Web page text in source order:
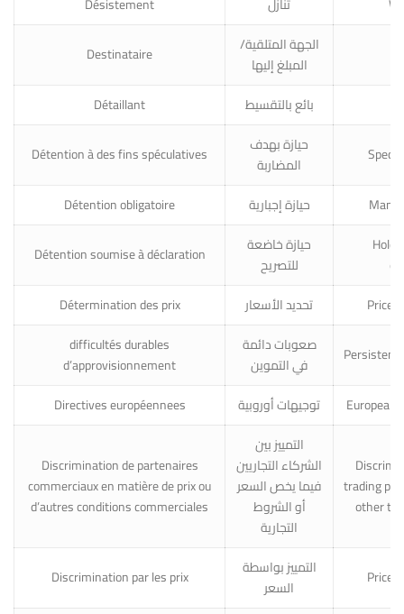
Destinataire
الجهة المتلقية/
المبلغ إليها
Détaillant بائع بالتقسيط
Détention à des fins spéculatives
حيازة بهدف
المضاربة
Détention obligatoire حيازة إجبارية
Détention soumise à déclaration
حيازة خاضعة
للتصريح
Détermination des prix
تحديد الأسعار
Price
difficultés durables
d’approvisionnement
صعوبات دائمة
في التموين
Persistent
Directives européennees توجيهات أوروبية European
Discrimination de partenaires
commerciaux en matière de prix ou
d’autres conditions commerciales
التمييز بين
الشركاء التجاريين
فيما يخص السعر
أو الشروط
التجارية
trading
other
Discrimination par les prix
التمييز بواسطة
السعر
Price